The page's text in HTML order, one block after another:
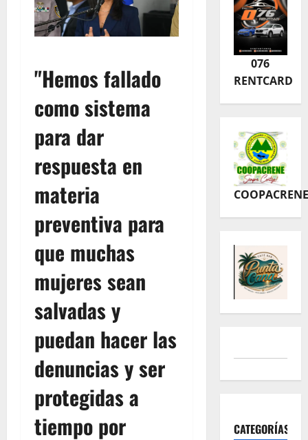
"Hemos fallado
como sistema
para dar
respuesta en
materia
preventiva para
que muchas
mujeres sean
salvadas y
puedan hacer las
denuncias y ser
protegidas a
tiempo por
076
RENTCARD
COOPACRENE
CATEGORÍAS